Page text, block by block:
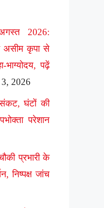
2026:
असीम कृपा से
भाग्योदय, पढ़ें
2026
घंटों की
परेशान
प्रभारी के
निष्पक्ष जांच